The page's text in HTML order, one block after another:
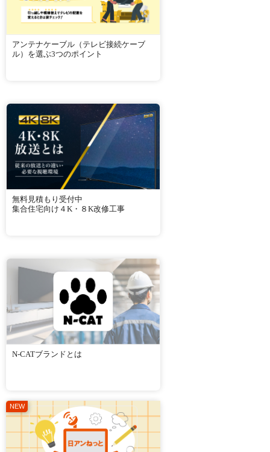
アンテナケーブル（テレビ接続ケーブ
ル）を選ぶ3つのポイント
無料見積もり受付中
集合住宅向け４K・８K改修工事
N-CATブランドとは